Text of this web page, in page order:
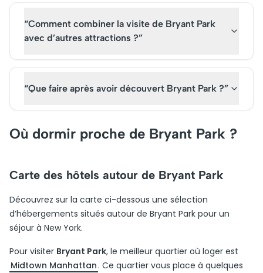
“Comment combiner la visite de Bryant Park
avec d’autres attractions ?”
“Que faire après avoir découvert Bryant Park ?”
Où dormir proche de Bryant Park ?
Carte des hôtels autour de Bryant Park
Découvrez sur la carte ci-dessous une sélection
d’hébergements situés autour de Bryant Park pour un
séjour à New York.
Pour visiter Bryant Park, le meilleur quartier où loger est
Midtown Manhattan . Ce quartier vous place à quelques